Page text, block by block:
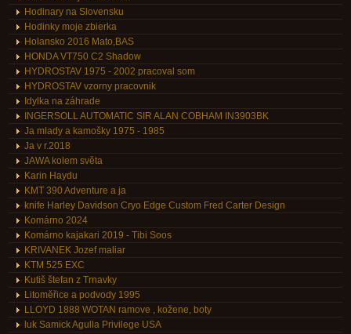
Hodinary na Slovensku
Hodinky moje zbierka
Holansko 2016 Mato,BAS
HONDA VT750 C2 Shadow
HYDROSTAV 1975 - 2002 pracoval som
HYDROSTAV vzorny pracovnik
Idylka na záhrade
INGERSOLL AUTOMATIC SIR ALAN COBHAM IN3903BK
Ja mlady a kamošky 1975 - 1985
Ja v r.2018
JAWA kolem světa
Karin Haydu
KMT 390 Adventure a ja
knife Harley Davidson Cryo Edge Custom Fred Carter Design
Komárno 2024
Komárno kajakari 2019 - Tibi Soos
KRIVANEK Jozef maliar
KTM 525 EXC
Kutiš štefan z Trnavky
Litoměřice a podvody 1995
LLOYD 1888 WOTAN ramove , kožene, boty
luk Samick Agulla Privilege USA